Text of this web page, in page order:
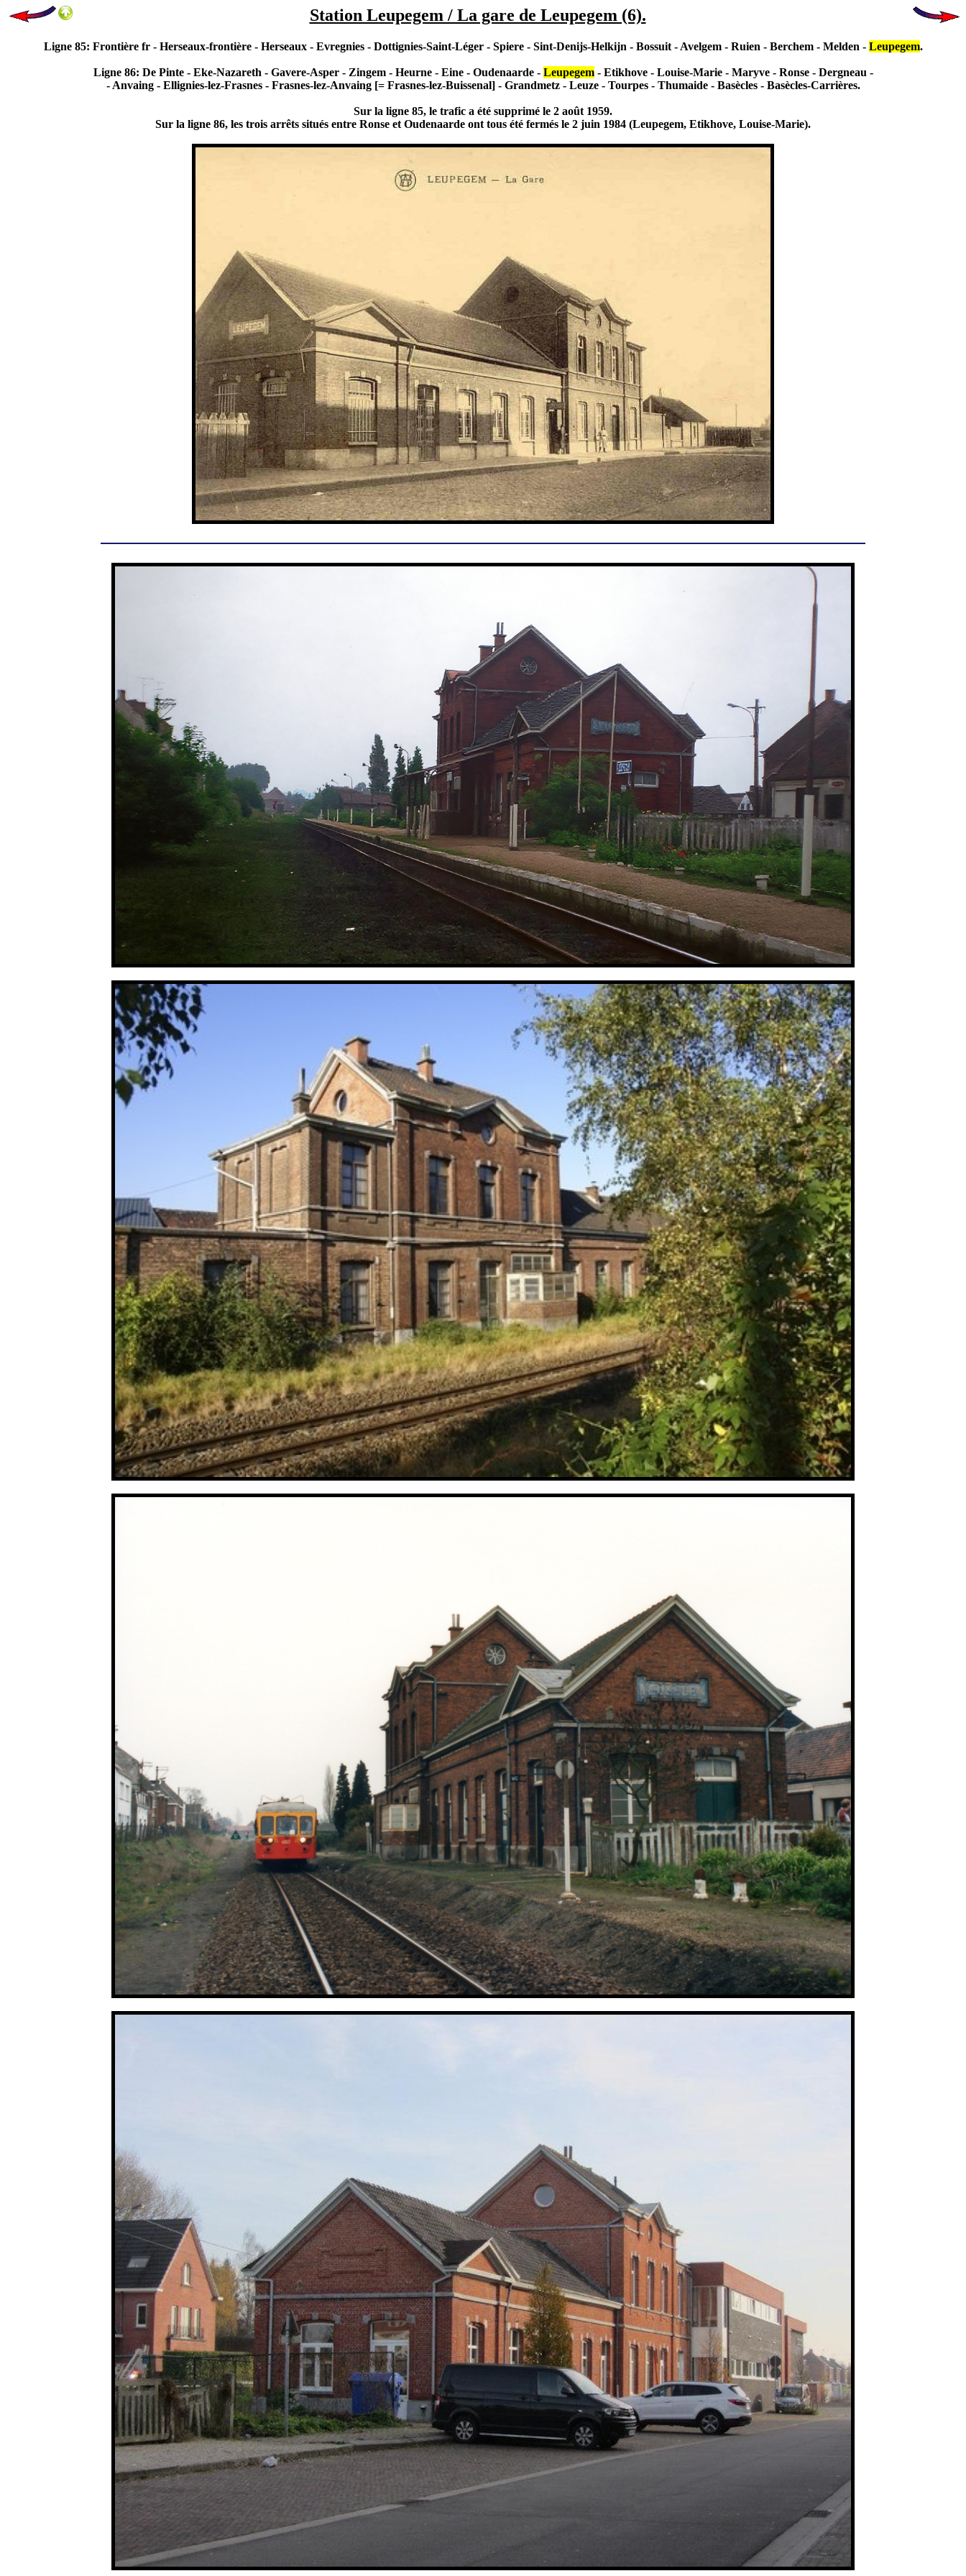
Station Leupegem / La gare de Leupegem (6).
Ligne 85: Frontière fr - Herseaux-frontière - Herseaux - Evregnies - Dottignies-Saint-Léger - Spiere - Sint-Denijs-Helkijn - Bossuit - Avelgem - Ruien - Berchem - Melden - Leupegem.
Ligne 86: De Pinte - Eke-Nazareth - Gavere-Asper - Zingem - Heurne - Eine - Oudenaarde - Leupegem- Etikhove - Louise-Marie - Maryve - Ronse - Dergneau -
- Anvaing - Ellignies-lez-Frasnes - Frasnes-lez-Anvaing [= Frasnes-lez-Buissenal] - Grandmetz - Leuze - Tourpes - Thumaide - Basècles - Basècles-Carrières.
Sur la ligne 85, le trafic a été supprimé le 2 août 1959.
Sur la ligne 86, les trois arrêts situés entre Ronse et Oudenaarde ont tous été fermés le 2 juin 1984 (Leupegem, Etikhove, Louise-Marie).